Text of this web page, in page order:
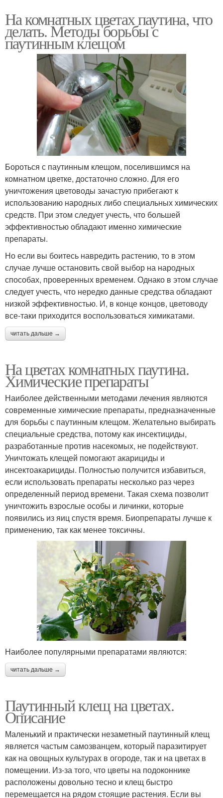
На комнатных цветах паутина, что
делать. Методы борьбы с
паутинным клещом
Бороться с паутинным клещом, поселившимся на
комнатном цветке, достаточно сложно. Для его
уничтожения цветоводы зачастую прибегают к
использованию народных либо специальных химических
средств. При этом следует учесть, что большей
эффективностью обладают именно химические
препараты.
Но если вы боитесь навредить растению, то в этом
случае лучше остановить свой выбор на народных
способах, проверенных временем. Однако в этом случае
следует учесть, что нередко данные средства обладают
низкой эффективностью. И, в конце концов, цветоводу
все-таки приходится воспользоваться химикатами.
читать дальше →
На цветах комнатных паутина.
Химические препараты
Наиболее действенными методами лечения являются
современные химические препараты, предназначенные
для борьбы с паутинным клещом. Желательно выбирать
специальные средства, потому как инсектициды,
разработанные против насекомых, не подействуют.
Уничтожать клещей помогают акарициды и
инсектоакарициды. Полностью получится избавиться,
если использовать препараты несколько раз через
определенный период времени. Такая схема позволит
уничтожить взрослые особы и личинки, которые
появились из яиц спустя время. Биопрепараты лучше к
применению, так как менее токсичны.
Наиболее популярными препаратами являются:
читать дальше →
Паутинный клещ на цветах.
Описание
Маленький и практически незаметный паутинный клещ
является частым самозванцем, который паразитирует
как на овощных культурах в огороде, так и на цветах в
помещении. Из-за того, что цветы на подоконнике
расположены довольно тесно и клещ быстро
перемещается на рядом стоящие растения. Если вы